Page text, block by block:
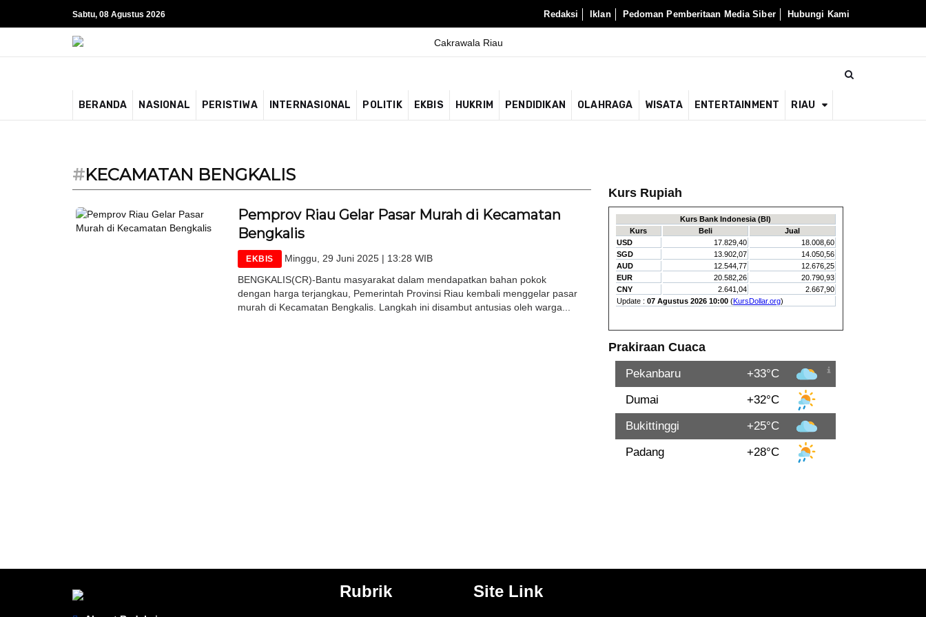
Sabtu, 08 Agustus 2026 Redaksi Iklan Pedoman Pemberitaan Media Siber Hubungi Kami
BERANDA NASIONAL PERISTIWA INTERNASIONAL POLITIK EKBIS HUKRIM PENDIDIKAN OLAHRAGA WISATA ENTERTAINMENT RIAU
#KECAMATAN BENGKALIS
Pemprov Riau Gelar Pasar Murah di Kecamatan
Bengkalis
EKBIS
Minggu, 29 Juni 2025 | 13:28 WIB
BENGKALIS(CR)-Bantu masyarakat dalam mendapatkan bahan pokok
dengan harga terjangkau, Pemerintah Provinsi Riau kembali menggelar pasar
murah di Kecamatan Bengkalis. Langkah ini disambut antusias oleh warga...
Kurs Rupiah
Prakiraan Cuaca
Pekanbaru
+33°C
Dumai
+32°C
Bukittinggi
+25°C
Padang
+28°C
Rubrik Site Link